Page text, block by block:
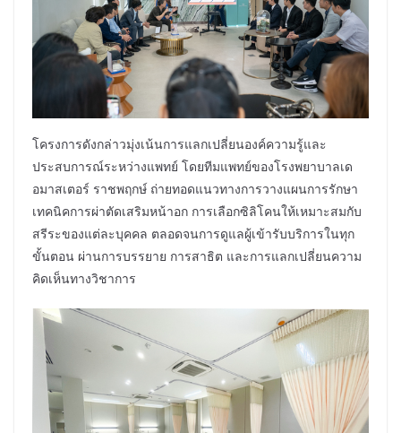
โครงการดังกล่าวมุ่งเน้นการแลกเปลี่ยนองค์ความรู้และ
ประสบการณ์ระหว่างแพทย์ โดยทีมแพทย์ของโรงพยาบาลเด
อมาสเตอร์ ราชพฤกษ์ ถ่ายทอดแนวทางการวางแผนการรักษา
เทคนิคการผ่าตัดเสริมหน้าอก การเลือกซิลิโคนให้เหมาะสมกับ
สรีระของแต่ละบุคคล ตลอดจนการดูแลผู้เข้ารับบริการในทุก
ขั้นตอน ผ่านการบรรยาย การสาธิต และการแลกเปลี่ยนความ
คิดเห็นทางวิชาการ